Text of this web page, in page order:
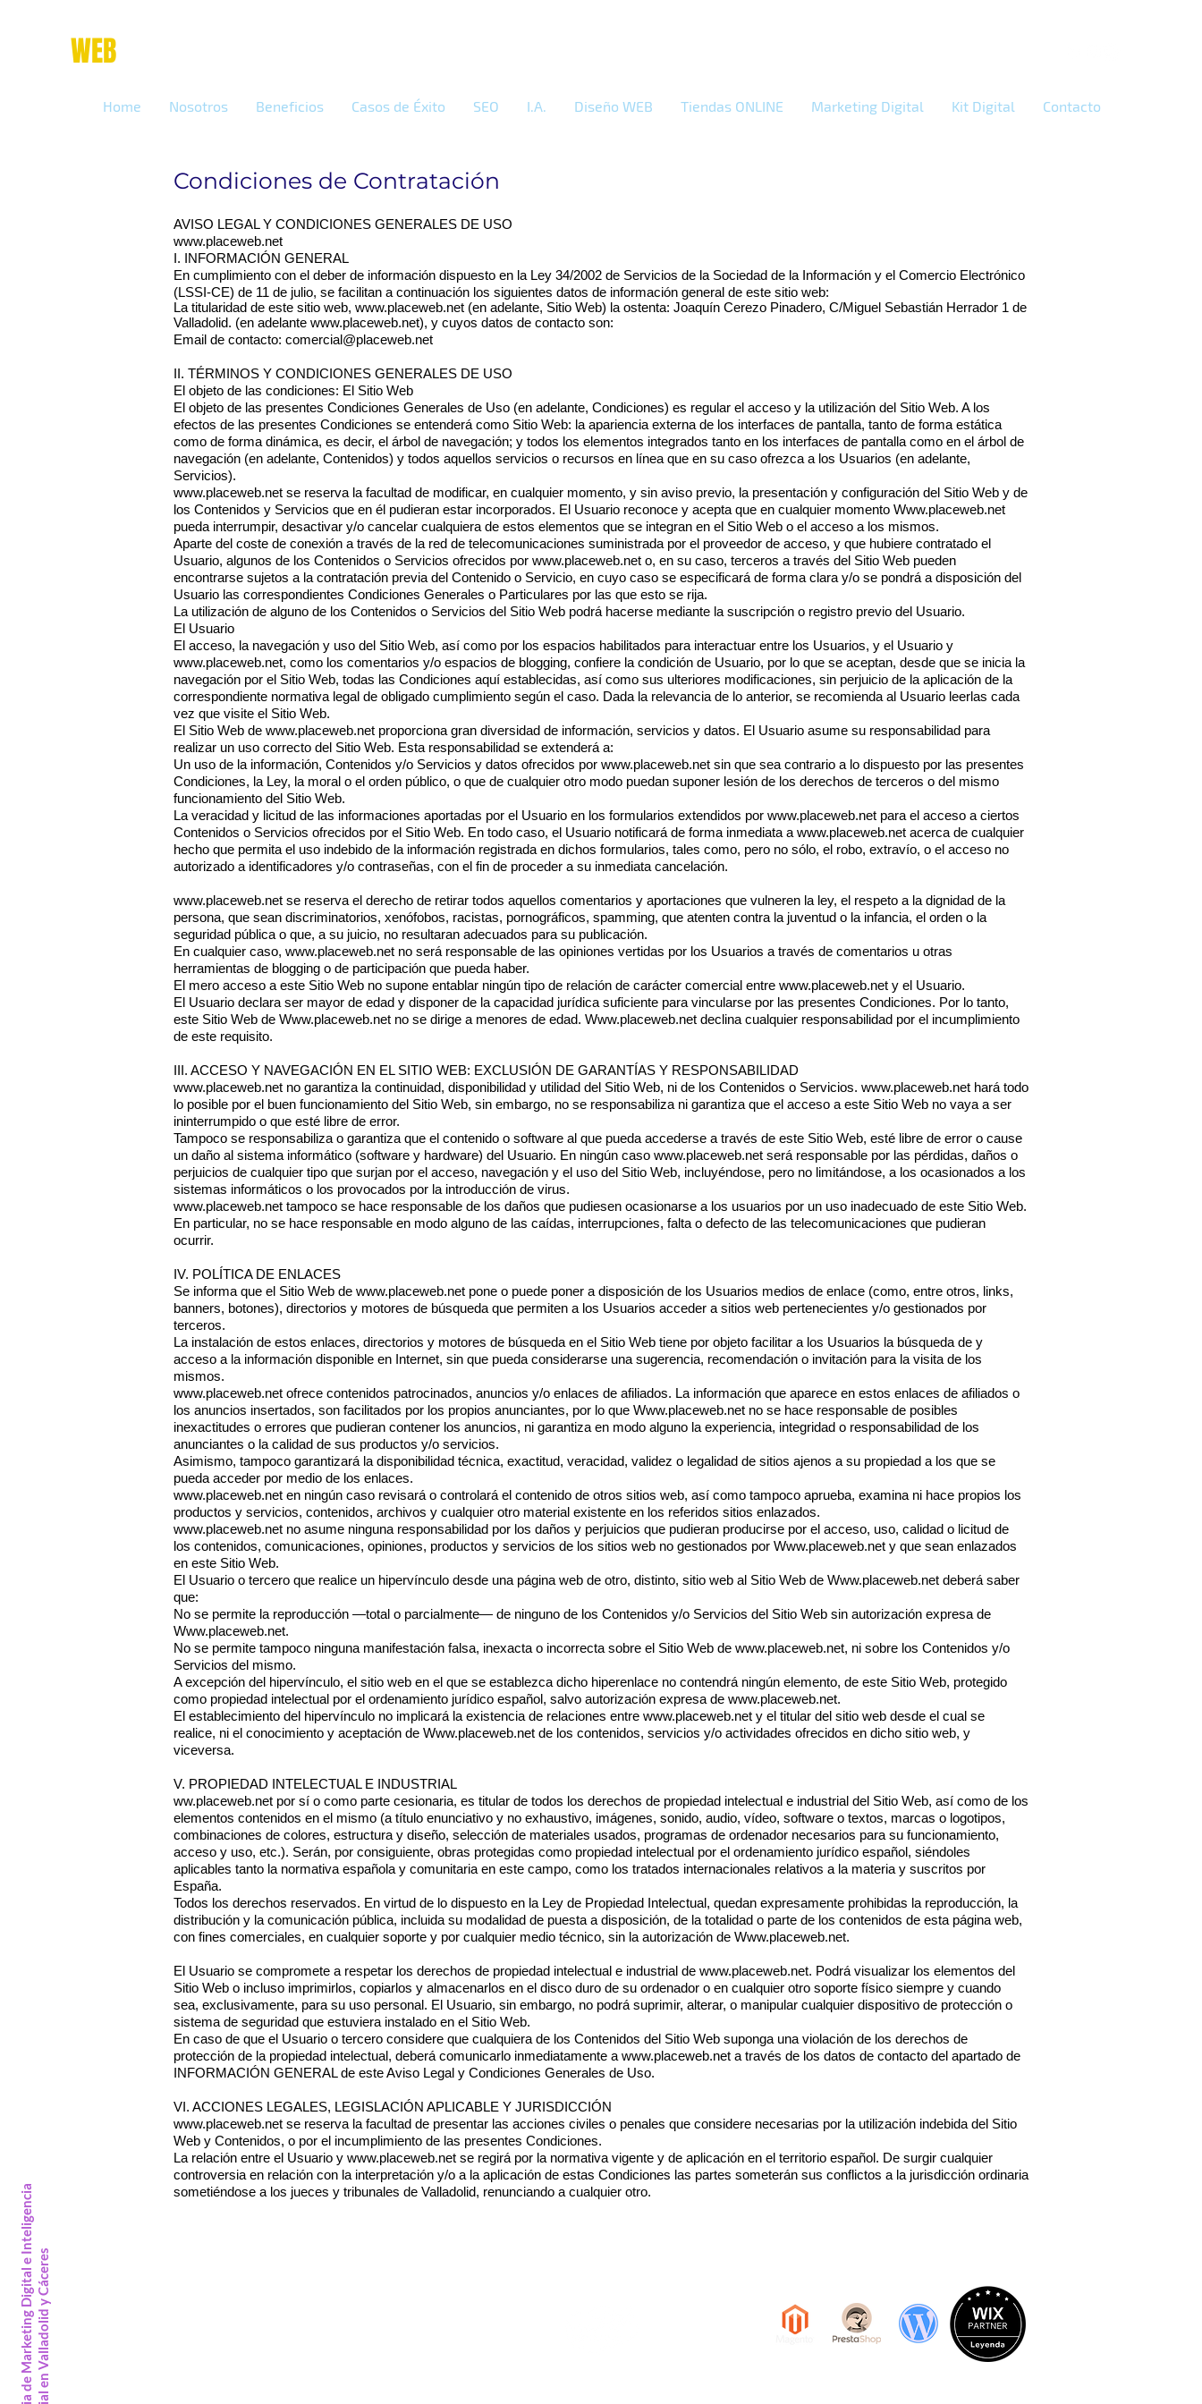
WEB
Home Nosotros Beneficios Casos de Éxito SEO I.A. Diseño WEB Tiendas ONLINE Marketing Digital Kit Digital Contacto
Condiciones de Contratación
AVISO LEGAL Y CONDICIONES GENERALES DE USO
www.placeweb.net
I. INFORMACIÓN GENERAL
En cumplimiento con el deber de información dispuesto en la Ley 34/2002 de Servicios de la Sociedad de la Información y el Comercio Electrónico
(LSSI-CE) de 11 de julio, se facilitan a continuación los siguientes datos de información general de este sitio web:
La titularidad de este sitio web, www.placeweb.net (en adelante, Sitio Web) la ostenta: Joaquín Cerezo Pinadero, C/Miguel Sebastián Herrador 1 de
Valladolid. (en adelante www.placeweb.net), y cuyos datos de contacto son:
Email de contacto: comercial@placeweb.net
II. TÉRMINOS Y CONDICIONES GENERALES DE USO
El objeto de las condiciones: El Sitio Web
El objeto de las presentes Condiciones Generales de Uso (en adelante, Condiciones) es regular el acceso y la utilización del Sitio Web. A los
efectos de las presentes Condiciones se entenderá como Sitio Web: la apariencia externa de los interfaces de pantalla, tanto de forma estática
como de forma dinámica, es decir, el árbol de navegación; y todos los elementos integrados tanto en los interfaces de pantalla como en el árbol de
navegación (en adelante, Contenidos) y todos aquellos servicios o recursos en línea que en su caso ofrezca a los Usuarios (en adelante,
Servicios).
www.placeweb.net se reserva la facultad de modificar, en cualquier momento, y sin aviso previo, la presentación y configuración del Sitio Web y de
los Contenidos y Servicios que en él pudieran estar incorporados. El Usuario reconoce y acepta que en cualquier momento Www.placeweb.net
pueda interrumpir, desactivar y/o cancelar cualquiera de estos elementos que se integran en el Sitio Web o el acceso a los mismos.
Aparte del coste de conexión a través de la red de telecomunicaciones suministrada por el proveedor de acceso, y que hubiere contratado el
Usuario, algunos de los Contenidos o Servicios ofrecidos por www.placeweb.net o, en su caso, terceros a través del Sitio Web pueden
encontrarse sujetos a la contratación previa del Contenido o Servicio, en cuyo caso se especificará de forma clara y/o se pondrá a disposición del
Usuario las correspondientes Condiciones Generales o Particulares por las que esto se rija.
La utilización de alguno de los Contenidos o Servicios del Sitio Web podrá hacerse mediante la suscripción o registro previo del Usuario.
El Usuario
El acceso, la navegación y uso del Sitio Web, así como por los espacios habilitados para interactuar entre los Usuarios, y el Usuario y
www.placeweb.net, como los comentarios y/o espacios de blogging, confiere la condición de Usuario, por lo que se aceptan, desde que se inicia la
navegación por el Sitio Web, todas las Condiciones aquí establecidas, así como sus ulteriores modificaciones, sin perjuicio de la aplicación de la
correspondiente normativa legal de obligado cumplimiento según el caso. Dada la relevancia de lo anterior, se recomienda al Usuario leerlas cada
vez que visite el Sitio Web.
El Sitio Web de www.placeweb.net proporciona gran diversidad de información, servicios y datos. El Usuario asume su responsabilidad para
realizar un uso correcto del Sitio Web. Esta responsabilidad se extenderá a:
Un uso de la información, Contenidos y/o Servicios y datos ofrecidos por www.placeweb.net sin que sea contrario a lo dispuesto por las presentes
Condiciones, la Ley, la moral o el orden público, o que de cualquier otro modo puedan suponer lesión de los derechos de terceros o del mismo
funcionamiento del Sitio Web.
La veracidad y licitud de las informaciones aportadas por el Usuario en los formularios extendidos por www.placeweb.net para el acceso a ciertos
Contenidos o Servicios ofrecidos por el Sitio Web. En todo caso, el Usuario notificará de forma inmediata a www.placeweb.net acerca de cualquier
hecho que permita el uso indebido de la información registrada en dichos formularios, tales como, pero no sólo, el robo, extravío, o el acceso no
autorizado a identificadores y/o contraseñas, con el fin de proceder a su inmediata cancelación.
www.placeweb.net se reserva el derecho de retirar todos aquellos comentarios y aportaciones que vulneren la ley, el respeto a la dignidad de la
persona, que sean discriminatorios, xenófobos, racistas, pornográficos, spamming, que atenten contra la juventud o la infancia, el orden o la
seguridad pública o que, a su juicio, no resultaran adecuados para su publicación.
En cualquier caso, www.placeweb.net no será responsable de las opiniones vertidas por los Usuarios a través de comentarios u otras
herramientas de blogging o de participación que pueda haber.
El mero acceso a este Sitio Web no supone entablar ningún tipo de relación de carácter comercial entre www.placeweb.net y el Usuario.
El Usuario declara ser mayor de edad y disponer de la capacidad jurídica suficiente para vincularse por las presentes Condiciones. Por lo tanto,
este Sitio Web de Www.placeweb.net no se dirige a menores de edad. Www.placeweb.net declina cualquier responsabilidad por el incumplimiento
de este requisito.
III. ACCESO Y NAVEGACIÓN EN EL SITIO WEB: EXCLUSIÓN DE GARANTÍAS Y RESPONSABILIDAD
www.placeweb.net no garantiza la continuidad, disponibilidad y utilidad del Sitio Web, ni de los Contenidos o Servicios. www.placeweb.net hará todo
lo posible por el buen funcionamiento del Sitio Web, sin embargo, no se responsabiliza ni garantiza que el acceso a este Sitio Web no vaya a ser
ininterrumpido o que esté libre de error.
Tampoco se responsabiliza o garantiza que el contenido o software al que pueda accederse a través de este Sitio Web, esté libre de error o cause
un daño al sistema informático (software y hardware) del Usuario. En ningún caso www.placeweb.net será responsable por las pérdidas, daños o
perjuicios de cualquier tipo que surjan por el acceso, navegación y el uso del Sitio Web, incluyéndose, pero no limitándose, a los ocasionados a los
sistemas informáticos o los provocados por la introducción de virus.
www.placeweb.net tampoco se hace responsable de los daños que pudiesen ocasionarse a los usuarios por un uso inadecuado de este Sitio Web.
En particular, no se hace responsable en modo alguno de las caídas, interrupciones, falta o defecto de las telecomunicaciones que pudieran
ocurrir.
IV. POLÍTICA DE ENLACES
Se informa que el Sitio Web de www.placeweb.net pone o puede poner a disposición de los Usuarios medios de enlace (como, entre otros, links,
banners, botones), directorios y motores de búsqueda que permiten a los Usuarios acceder a sitios web pertenecientes y/o gestionados por
terceros.
La instalación de estos enlaces, directorios y motores de búsqueda en el Sitio Web tiene por objeto facilitar a los Usuarios la búsqueda de y
acceso a la información disponible en Internet, sin que pueda considerarse una sugerencia, recomendación o invitación para la visita de los
mismos.
www.placeweb.net ofrece contenidos patrocinados, anuncios y/o enlaces de afiliados. La información que aparece en estos enlaces de afiliados o
los anuncios insertados, son facilitados por los propios anunciantes, por lo que Www.placeweb.net no se hace responsable de posibles
inexactitudes o errores que pudieran contener los anuncios, ni garantiza en modo alguno la experiencia, integridad o responsabilidad de los
anunciantes o la calidad de sus productos y/o servicios.
Asimismo, tampoco garantizará la disponibilidad técnica, exactitud, veracidad, validez o legalidad de sitios ajenos a su propiedad a los que se
pueda acceder por medio de los enlaces.
www.placeweb.net en ningún caso revisará o controlará el contenido de otros sitios web, así como tampoco aprueba, examina ni hace propios los
productos y servicios, contenidos, archivos y cualquier otro material existente en los referidos sitios enlazados.
www.placeweb.net no asume ninguna responsabilidad por los daños y perjuicios que pudieran producirse por el acceso, uso, calidad o licitud de
los contenidos, comunicaciones, opiniones, productos y servicios de los sitios web no gestionados por Www.placeweb.net y que sean enlazados
en este Sitio Web.
El Usuario o tercero que realice un hipervínculo desde una página web de otro, distinto, sitio web al Sitio Web de Www.placeweb.net deberá saber
que:
No se permite la reproducción —total o parcialmente— de ninguno de los Contenidos y/o Servicios del Sitio Web sin autorización expresa de
Www.placeweb.net.
No se permite tampoco ninguna manifestación falsa, inexacta o incorrecta sobre el Sitio Web de www.placeweb.net, ni sobre los Contenidos y/o
Servicios del mismo.
A excepción del hipervínculo, el sitio web en el que se establezca dicho hiperenlace no contendrá ningún elemento, de este Sitio Web, protegido
como propiedad intelectual por el ordenamiento jurídico español, salvo autorización expresa de www.placeweb.net.
El establecimiento del hipervínculo no implicará la existencia de relaciones entre www.placeweb.net y el titular del sitio web desde el cual se
realice, ni el conocimiento y aceptación de Www.placeweb.net de los contenidos, servicios y/o actividades ofrecidos en dicho sitio web, y
viceversa.
V. PROPIEDAD INTELECTUAL E INDUSTRIAL
ww.placeweb.net por sí o como parte cesionaria, es titular de todos los derechos de propiedad intelectual e industrial del Sitio Web, así como de los
elementos contenidos en el mismo (a título enunciativo y no exhaustivo, imágenes, sonido, audio, vídeo, software o textos, marcas o logotipos,
combinaciones de colores, estructura y diseño, selección de materiales usados, programas de ordenador necesarios para su funcionamiento,
acceso y uso, etc.). Serán, por consiguiente, obras protegidas como propiedad intelectual por el ordenamiento jurídico español, siéndoles
aplicables tanto la normativa española y comunitaria en este campo, como los tratados internacionales relativos a la materia y suscritos por
España.
Todos los derechos reservados. En virtud de lo dispuesto en la Ley de Propiedad Intelectual, quedan expresamente prohibidas la reproducción, la
distribución y la comunicación pública, incluida su modalidad de puesta a disposición, de la totalidad o parte de los contenidos de esta página web,
con fines comerciales, en cualquier soporte y por cualquier medio técnico, sin la autorización de Www.placeweb.net.
El Usuario se compromete a respetar los derechos de propiedad intelectual e industrial de www.placeweb.net. Podrá visualizar los elementos del
Sitio Web o incluso imprimirlos, copiarlos y almacenarlos en el disco duro de su ordenador o en cualquier otro soporte físico siempre y cuando
sea, exclusivamente, para su uso personal. El Usuario, sin embargo, no podrá suprimir, alterar, o manipular cualquier dispositivo de protección o
sistema de seguridad que estuviera instalado en el Sitio Web.
En caso de que el Usuario o tercero considere que cualquiera de los Contenidos del Sitio Web suponga una violación de los derechos de
protección de la propiedad intelectual, deberá comunicarlo inmediatamente a www.placeweb.net a través de los datos de contacto del apartado de
INFORMACIÓN GENERAL de este Aviso Legal y Condiciones Generales de Uso.
VI. ACCIONES LEGALES, LEGISLACIÓN APLICABLE Y JURISDICCIÓN
www.placeweb.net se reserva la facultad de presentar las acciones civiles o penales que considere necesarias por la utilización indebida del Sitio
Web y Contenidos, o por el incumplimiento de las presentes Condiciones.
La relación entre el Usuario y www.placeweb.net se regirá por la normativa vigente y de aplicación en el territorio español. De surgir cualquier
controversia en relación con la interpretación y/o a la aplicación de estas Condiciones las partes someterán sus conflictos a la jurisdicción ordinaria
sometiéndose a los jueces y tribunales de Valladolid, renunciando a cualquier otro.
A
g
e
n
c
i
a
d
e
M
a
r
k
e
t
i
n
g
D
i
g
i
t
a
l
e
I
n
t
e
l
i
g
e
n
c
i
a
A
r
t
i
f
i
c
i
a
l
e
n
V
a
l
l
a
d
o
l
i
d
y
C
á
c
e
r
es